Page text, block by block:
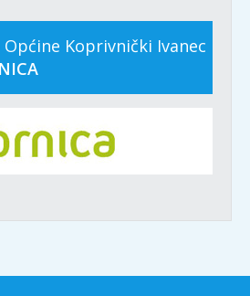
Općine Koprivnički Ivanec